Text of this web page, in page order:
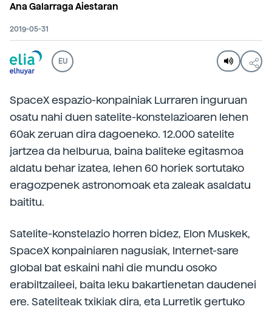
Ana Galarraga Aiestaran
2019-05-31
EU
SpaceX espazio-konpainiak Lurraren inguruan
osatu nahi duen satelite-konstelazioaren lehen
60ak zeruan dira dagoeneko. 12.000 satelite
jartzea da helburua, baina baliteke egitasmoa
aldatu behar izatea, lehen 60 horiek sortutako
eragozpenek astronomoak eta zaleak asaldatu
baititu.
Satelite-konstelazio horren bidez, Elon Muskek,
SpaceX konpainiaren nagusiak, Internet-sare
global bat eskaini nahi die mundu osoko
erabiltzaileei, baita leku bakartienetan daudenei
ere. Sateliteak txikiak dira, eta Lurretik gertuko